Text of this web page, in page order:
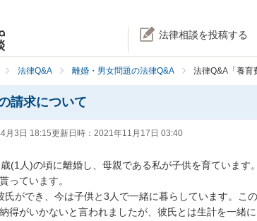
法律相談を投稿する
法律Q&A 離婚・男女問題の法律Q&A 法律Q&A「養育
請求について
月3日 18:15更新日時： 2021年11月17日 03:40
(1人)の頃に離婚し、母親である私が子供を育ています
っています。
氏ができ、今は子供と3人で一緒に暮らしています。こ
得がいかないと言われましたが、彼氏とは生計を一緒